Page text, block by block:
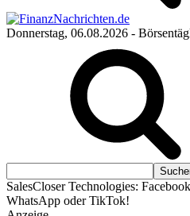
Donnerstag, 06.08.2026 -
SalesCloser Technologies:
WhatsApp oder TikTok!